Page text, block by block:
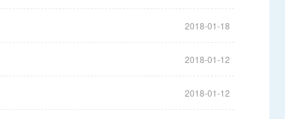
2018-01-18
2018-01-12
2018-01-12